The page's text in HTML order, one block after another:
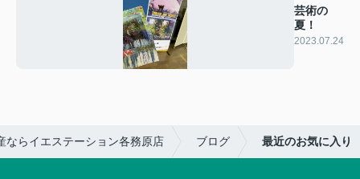
芸術の
夏！
2023.07.24
ならイエステーション各務原店 ブログ 最近のお気に入り